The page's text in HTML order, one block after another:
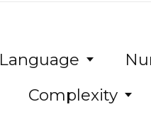
Language
Complexity